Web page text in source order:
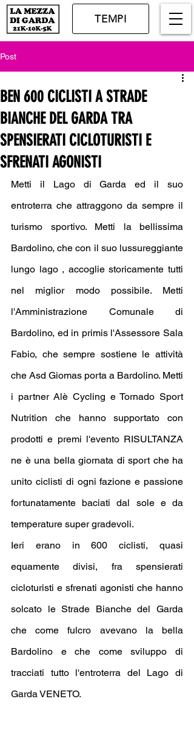
TEMPI
Post
BEN 600 CICLISTI A STRADE
BIANCHE DEL GARDA TRA
SPENSIERATI CICLOTURISTI E
SFRENATI AGONISTI
Metti il Lago di Garda ed il suo
entroterra che attraggono da sempre il
turismo sportivo. Metti la bellissima
Bardolino, che con il suo lussureggiante
lungo lago , accoglie storicamente tutti
nel miglior modo possibile. Metti
l'Amministrazione Comunale di
Bardolino, ed in primis l'Assessore Sala
Fabio, che sempre sostiene le attività
che Asd Giomas porta a Bardolino. Metti
i partner Alè Cycling e Tornado Sport
Nutrition che hanno supportato con
prodotti e premi l'evento RISULTANZA
ne è una bella giornata di sport che ha
unito ciclisti di ogni fazione e passione
fortunatamente baciati dal sole e da
temperature super gradevoli.
Ieri erano in 600 ciclisti, quasi
equamente divisi, fra spensierati
cicloturisti e sfrenati agonisti che hanno
solcato le Strade Bianche del Garda
che come fulcro avevano la bella
Bardolino e che come sviluppo di
tracciati tutto l'entroterra del Lago di
Garda VENETO.